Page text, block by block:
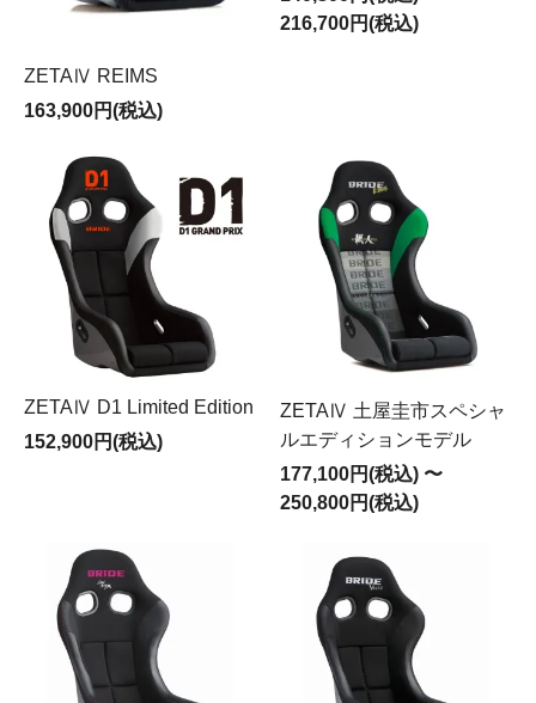
ZETAⅣ REIMS
163,900円(税込)
216,700円(税込)
ZETAⅣ D1 Limited Edition
152,900円(税込)
ZETAⅣ 土屋圭市スペシャ
ルエディションモデル
177,100円(税込) 〜
250,800円(税込)